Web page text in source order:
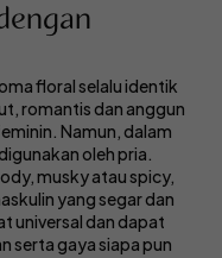
floral selalu identik
romantis dan anggun
Namun, dalam
oleh pria.
musky atau spicy,
yang segar dan
universal dan dapat
serta gaya siapa pun